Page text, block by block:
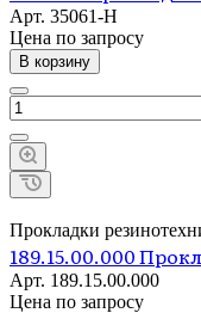
Арт. 35061-Н
Цена по запросу
В корзину
Прокладки
189.15.00.000
Арт. 189.15.00.000
Цена по запросу